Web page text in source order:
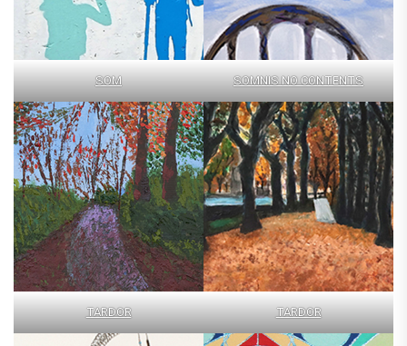
SOM SOMNIS NO CONTENTS
TARDOR TARDOR